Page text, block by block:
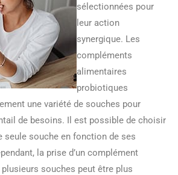
sélectionnées pour
leur action
synergique. Les
compléments
alimentaires
probiotiques
une variété de souches pour
de besoins. Il est possible de choisir
seule souche en fonction de ses
la prise d’un complément
souches peut être plus